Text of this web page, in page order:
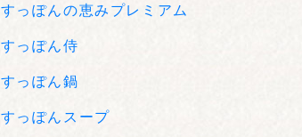
すっぽんの恵みプレミアム
すっぽん侍
すっぽん鍋
すっぽんスープ